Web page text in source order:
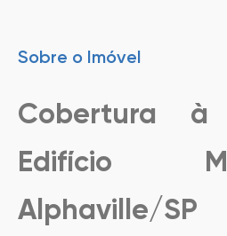
Sobre o Imóvel
Cobertura
Edifício
Alphaville/SP